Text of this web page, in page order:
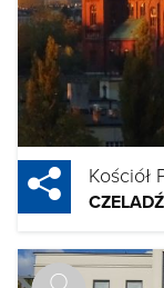
Kościół
CZELADŹ